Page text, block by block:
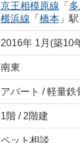
京王相模原線 「
横浜線 「 橋本」
2016年 1月(築10
南東
アパート / 軽量鉄
1階 / 2階建
ペット相談